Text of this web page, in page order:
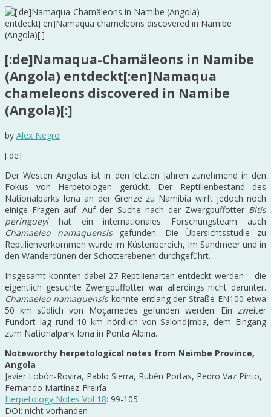
[:de]Namaqua-Chamäleons in Namibe
(Angola) entdeckt[:en]Namaqua
chameleons discovered in Namibe
(Angola)[:]
by Alex Negro
[:de]
Der Westen Angolas ist in den letzten Jahren zunehmend in den
Fokus von Herpetologen gerückt. Der Reptilienbestand des
Nationalparks Iona an der Grenze zu Namibia wirft jedoch noch
einige Fragen auf. Auf der Suche nach der Zwergpuffotter Bitis
peringueyihat ein internationales Forschungsteam auch
Chamaeleo namaquensisgefunden. Die Übersichtsstudie zu
Reptilienvorkommen wurde im Küstenbereich, im Sandmeer und in
den Wanderdünen der Schotterebenen durchgeführt.
Insgesamt konnten dabei 27 Reptilienarten entdeckt werden – die
eigentlich gesuchte Zwergpuffotter war allerdings nicht darunter.
Chamaeleo namaquensiskonnte entlang der Straße EN100 etwa
50 km südlich von Moçamedes gefunden werden. Ein zweiter
Fundort lag rund 10 km nördlich von Salondjmba, dem Eingang
zum Nationalpark Iona in Ponta Albina.
Noteworthy herpetological notes from Naimbe Province,
Angola
Javier Lobón-Rovira, Pablo Sierra, Rubén Portas, Pedro Vaz Pinto,
Fernando Martínez-Freiría
Herpetology Notes Vol 18: 99-105
DOI: nicht vorhanden